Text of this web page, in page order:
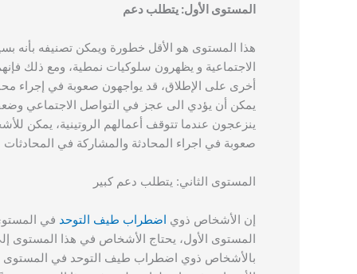
المستوى الأول: يتطلب دعم
هذا المستوى هو الأقل خطورة ويمكن تصنيفه بأنه
الاجتماعية و يظهرون سلوكيات نمطية، ومع ذلك
أخرى على الإطلاق، قد يواجهون صعوبة في إجراء
يمكن أن يؤدي الى عجز في التواصل الاجتماعي
ينزعجون عندما تتوقف أعمالهم الروتينية، يمكن
صعوبة في اجراء المحادثة والمشاركة في المحادثات
المستوى الثاني: يتطلب دعم كبير
إن الأشخاص ذوي اضطراب طيف التوحد في
المستوى الأول، يحتاج الأشخاص في هذا المستوى
بالأشخاص ذوي اضطراب طيف التوحد في المستوى